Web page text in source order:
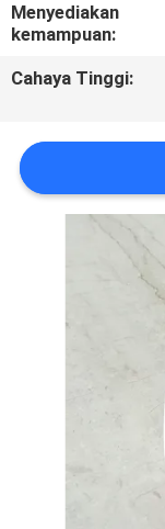
QUOTE
REQUEST
SITEMAP
PRIVACY
Menyediakan
kemampuan:
Cahaya Tinggi: